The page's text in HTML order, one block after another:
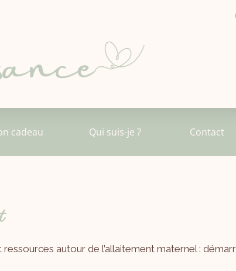
cadeau Qui suis-je ? Contact
autour de l’allaitement maternel :